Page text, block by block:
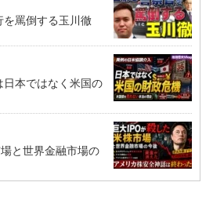
を罵倒する玉川徹
日本ではなく米国の
と世界金融市場の